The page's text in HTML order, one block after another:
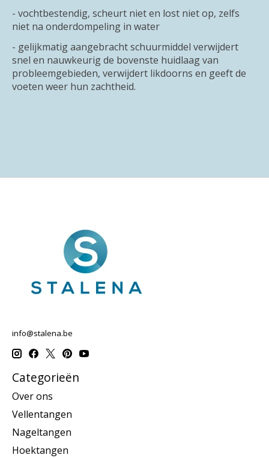
- vochtbestendig, scheurt niet en lost niet op, zelfs
niet na onderdompeling in water
- gelijkmatig aangebracht schuurmiddel verwijdert
snel en nauwkeurig de bovenste huidlaag van
probleemgebieden, verwijdert likdoorns en geeft de
voeten weer hun zachtheid.
info@stalena.be
Categorieën
Over ons
Vellentangen
Nageltangen
Hoektangen